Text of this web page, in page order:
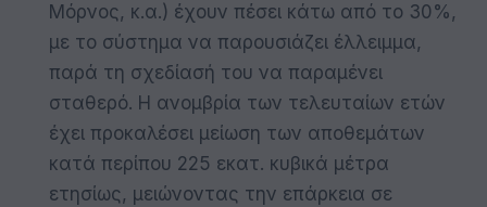
Μόρνος, κ.α.) έχουν πέσει κάτω από το 30%,
με το σύστημα να παρουσιάζει έλλειμμα,
παρά τη σχεδίασή του να παραμένει
σταθερό. Η ανομβρία των τελευταίων ετών
έχει προκαλέσει μείωση των αποθεμάτων
κατά περίπου 225 εκατ. κυβικά μέτρα
ετησίως, μειώνοντας την επάρκεια σε